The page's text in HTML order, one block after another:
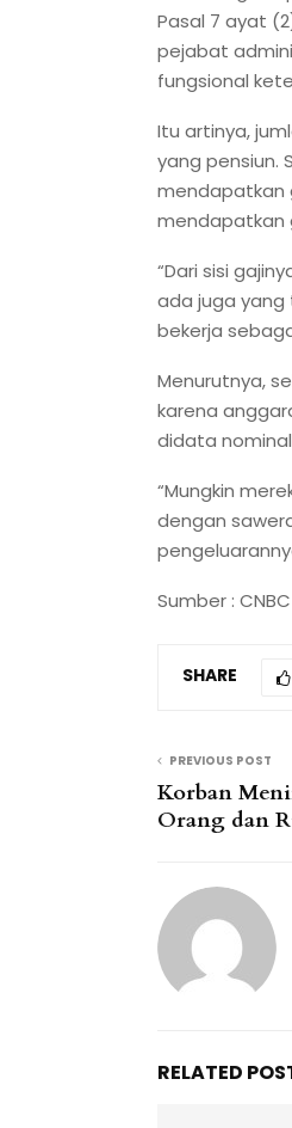
Pasal 7 ayat
pejabat
fungsional
Itu artinya,
yang pensiun.
mendapatkan
mendapatkan
“Dari sisi
ada juga yang
bekerja
Menurutnya,
karena
didata
“Mungkin
dengan
Sumber :
SHARE
PREVIOUS POST
Korban
Orang dan
RELATED